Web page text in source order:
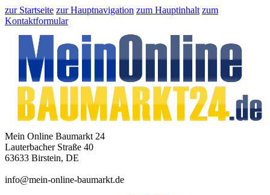
zur Startseite zur Hauptnavigation zum Hauptinhalt zum
Kontaktformular
Mein Online Baumarkt 24
Lauterbacher Straße 40
63633 Birstein, DE
info@mein-online-baumarkt.de